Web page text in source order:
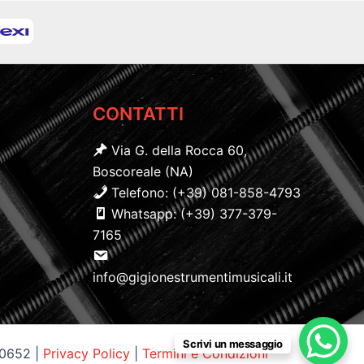
CONTATTI
Via G. della Rocca 60,
Boscoreale (NA)
Telefono: (+39) 081-858-4793
Whatsapp: (+39) 377-379-
7165
info@gigionestrumentimusicali.it
| Privacy Policy Termini e Condizioni
Scrivi un messaggio